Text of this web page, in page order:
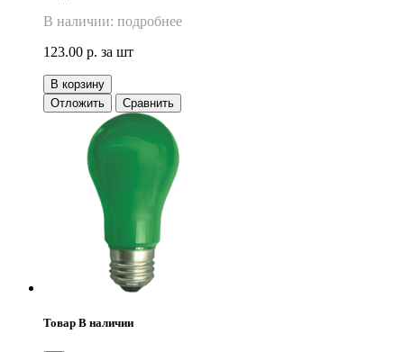
В наличии: подробнее
123.00 р. за шт
В корзину
Отложить
Сравнить
Товар В наличии